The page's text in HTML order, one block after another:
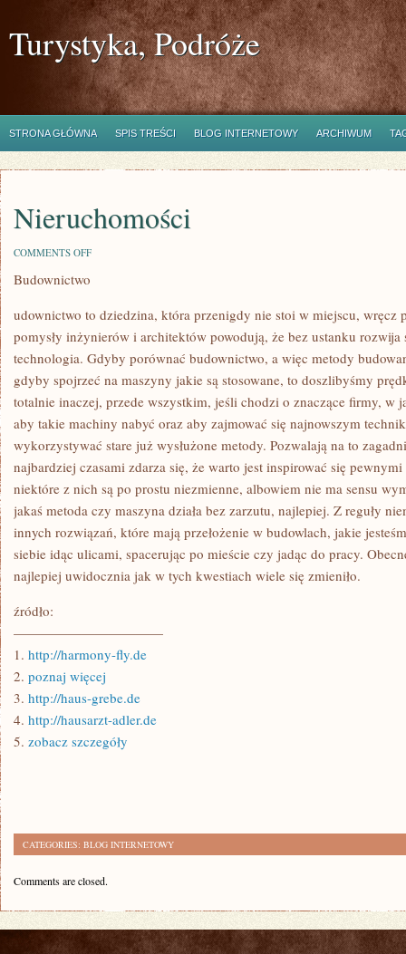
Turystyka, Podróże
STRONA GŁÓWNA SPIS TREŚCI BLOG INTERNETOWY ARCHIWUM
Nieruchomości
COMMENTS OFFON
Budownictwo
udownictwo to dziedzina, która przenigdy nie stoi w miejscu, wręcz
pomysły inżynierów i architektów powodują, że bez ustanku
technologia. Gdyby porównać budownictwo, a więc metody
gdyby spojrzeć na maszyny jakie są stosowane, to doszlibyśmy
totalnie inaczej, przede wszystkim, jeśli chodzi o znaczące firmy, w
aby takie machiny nabyć oraz aby zajmować się najnowszym
wykorzystywać stare już wysłużone metody. Pozwalają na to
najbardziej czasami zdarza się, że warto jest inspirować się
niektóre z nich są po prostu niezmienne, albowiem nie ma sensu
jakaś metoda czy maszyna działa bez zarzutu, najlepiej. Z reguły
innych rozwiązań, które mają przełożenie w budowlach, jakie
siebie idąc ulicami, spacerując po mieście czy jadąc do pracy.
najlepiej uwidocznia jak w tych kwestiach wiele się zmieniło.
źródło:
———————————
1. http://harmony-fly.de
2. poznaj więcej
3. http://haus-grebe.de
4. http://hausarzt-adler.de
5. zobacz szczegóły
CATEGORIES: BLOG INTERNETOWY
Comments are closed.